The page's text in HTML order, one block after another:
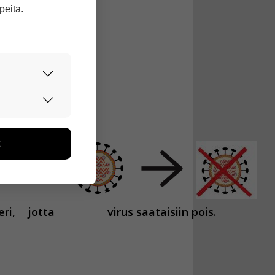
välillä.
jotta virus saataisiin pois.
kerätään
Emme